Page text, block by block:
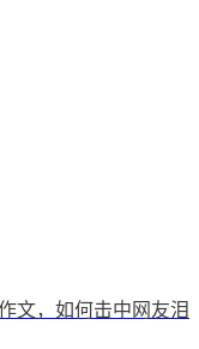
文，如何击中网友泪